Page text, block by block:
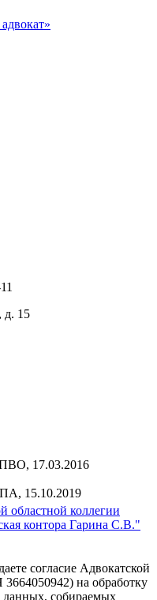
д. 15
17.03.2016
15.10.2019
областной коллегии
контора Гарина С.В."
согласие Адвокатской
на обработку
данных, собираемых